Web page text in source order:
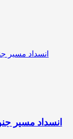
انسداد مسیر